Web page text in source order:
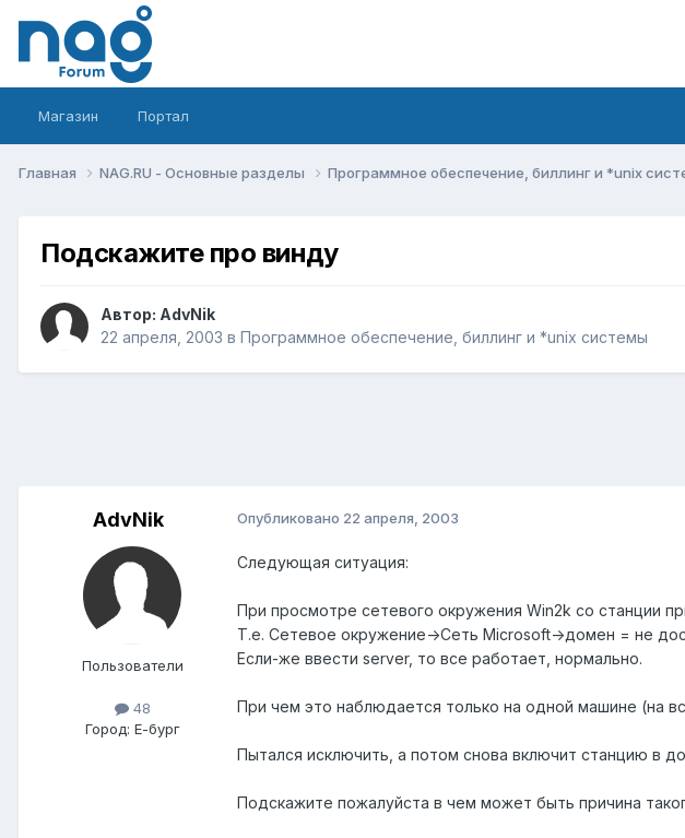
Магазин Портал
Главная NAG.RU - Основные разделы Программное обеспечение, биллинг и *unix
Подскажите про винду
Автор: AdvNik
22 апреля, 2003 в Программное обеспечение, биллинг и *unix системы
AdvNik
Пользователи
48
Город: Е-бург
Опубликовано 22 апреля, 2003
Следующая ситуация:
При просмотре сетевого окружения Win2k со станции
Т.е. Сетевое окружение->Сеть Microsoft->домен = не
Если-же ввести server, то все работает, нормально.
При чем это наблюдается только на одной машине (на
Пытался исключить, а потом снова включит станцию в
Подскажите пожалуйста в чем может быть причина